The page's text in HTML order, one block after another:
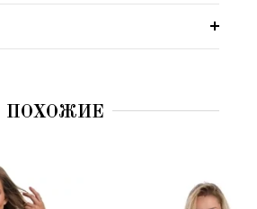
ПОХОЖИЕ